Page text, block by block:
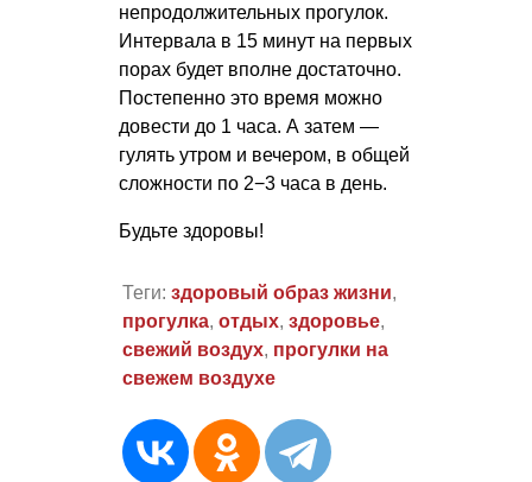
непродолжительных прогулок.
Интервала в 15 минут на первых
порах будет вполне достаточно.
Постепенно это время можно
довести до 1 часа. А затем —
гулять утром и вечером, в общей
сложности по 2−3 часа в день.
Будьте здоровы!
Теги: здоровый образ жизни,
прогулка, отдых, здоровье,
свежий воздух, прогулки на
свежем воздухе